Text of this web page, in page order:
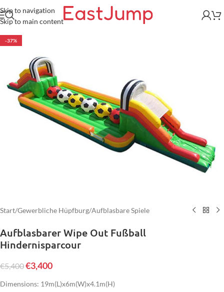
Skip to navigation
Skip to main content
-37%
Start/Gewerbliche Hüpfburg/Aufblasbare Spiele
Aufblasbarer Wipe Out Fußball
Hindernisparcour
€5,400€3,400
Dimensions: 19m(L)x6m(W)x4.1m(H)